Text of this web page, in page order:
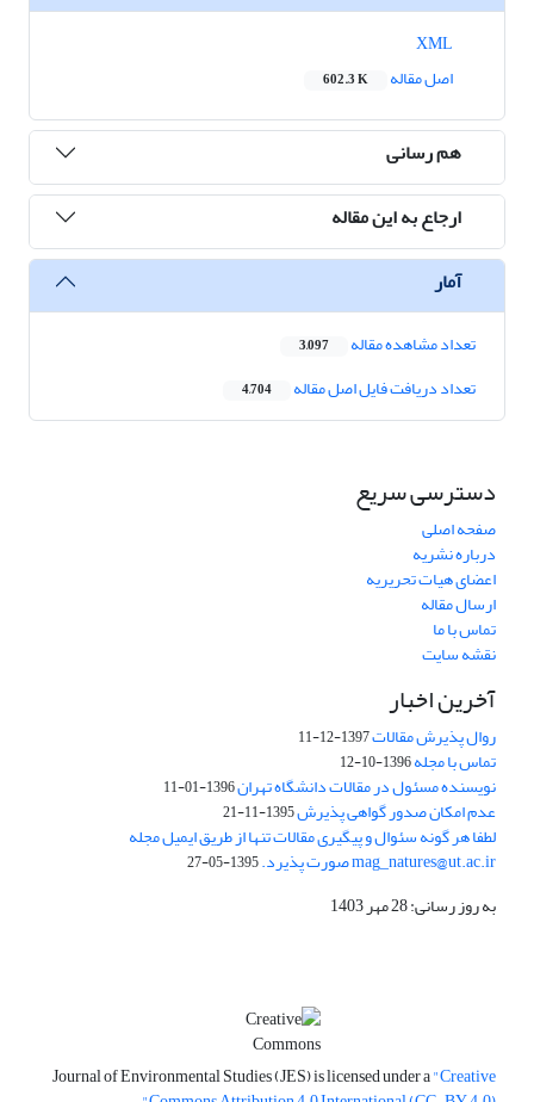
اصل مقاله
602.3 K
هم رسانی
ارجاع به این مقاله
آمار
تعداد مشاهده مقاله 3,097
تعداد دریافت فایل اصل مقاله 4,704
دسترسی سریع
صفحه اصلی
درباره نشریه
اعضای هیات تحریریه
ارسال مقاله
تماس با ما
نقشه سایت
آخرین اخبار
روال پذیرش مقالات1397-12-11
تماس با مجله1396-10-12
نویسنده مسئول در مقالات دانشگاه تهران1396-01-11
عدم امکان صدور گواهی پذیرش1395-11-21
لطفا هر گونه سئوال و پیگیری مقالات تنها از طریق ایمیل مجله
mag_natures@ut.ac.ir صورت پذیرد. 1395-05-27
به روز رسانی: 28 مهر 1403
Journal of Environmental Studies (JES) is licensed under a"Creative